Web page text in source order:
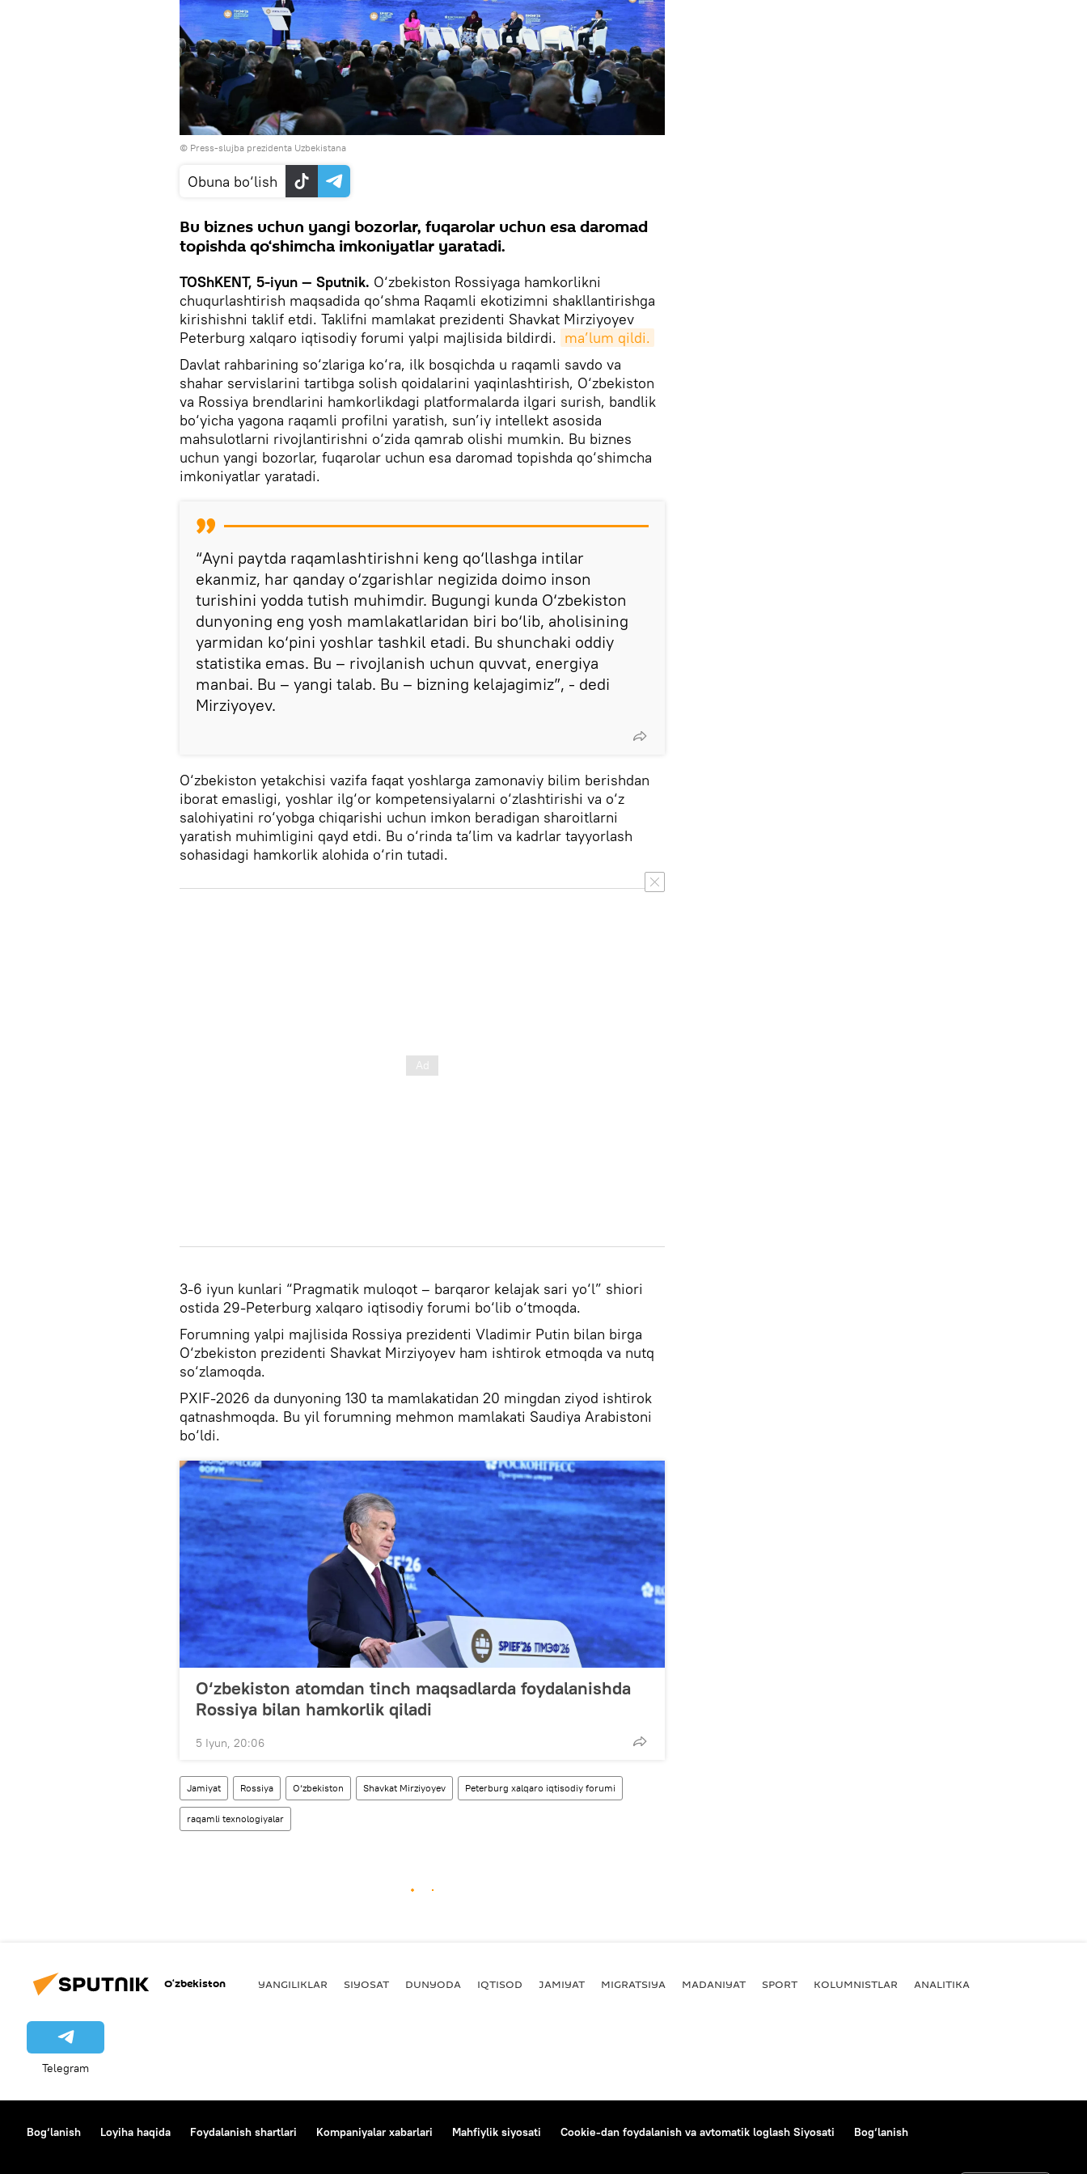
© Press-slujba prezidenta Uzbekistana
Obuna bo‘lish
Bu biznes uchun yangi bozorlar, fuqarolar uchun esa daromad
topishda qo‘shimcha imkoniyatlar yaratadi.
TOShKENT, 5-iyun — Sputnik. O‘zbekiston Rossiyaga hamkorlikni
chuqurlashtirish maqsadida qo‘shma Raqamli ekotizimni shakllantirishga
kirishishni taklif etdi. Taklifni mamlakat prezidenti Shavkat Mirziyoyev
Peterburg xalqaro iqtisodiy forumi yalpi majlisida bildirdi. ma’lum qildi.
Davlat rahbarining so‘zlariga ko‘ra, ilk bosqichda u raqamli savdo va
shahar servislarini tartibga solish qoidalarini yaqinlashtirish, O‘zbekiston
va Rossiya brendlarini hamkorlikdagi platformalarda ilgari surish, bandlik
bo‘yicha yagona raqamli profilni yaratish, sun’iy intellekt asosida
mahsulotlarni rivojlantirishni o‘zida qamrab olishi mumkin. Bu biznes
uchun yangi bozorlar, fuqarolar uchun esa daromad topishda qo‘shimcha
imkoniyatlar yaratadi.
“Ayni paytda raqamlashtirishni keng qo‘llashga intilar
ekanmiz, har qanday o‘zgarishlar negizida doimo inson
turishini yodda tutish muhimdir. Bugungi kunda O‘zbekiston
dunyoning eng yosh mamlakatlaridan biri bo‘lib, aholisining
yarmidan ko‘pini yoshlar tashkil etadi. Bu shunchaki oddiy
statistika emas. Bu – rivojlanish uchun quvvat, energiya
manbai. Bu – yangi talab. Bu – bizning kelajagimiz”, - dedi
Mirziyoyev.
O‘zbekiston yetakchisi vazifa faqat yoshlarga zamonaviy bilim berishdan
iborat emasligi, yoshlar ilg‘or kompetensiyalarni o‘zlashtirishi va o‘z
salohiyatini ro‘yobga chiqarishi uchun imkon beradigan sharoitlarni
yaratish muhimligini qayd etdi. Bu o‘rinda ta’lim va kadrlar tayyorlash
sohasidagi hamkorlik alohida o‘rin tutadi.
3-6 iyun kunlari “Pragmatik muloqot – barqaror kelajak sari yo‘l” shiori
ostida 29-Peterburg xalqaro iqtisodiy forumi bo‘lib o‘tmoqda.
Forumning yalpi majlisida Rossiya prezidenti Vladimir Putin bilan birga
O‘zbekiston prezidenti Shavkat Mirziyoyev ham ishtirok etmoqda va nutq
so‘zlamoqda.
PXIF-2026 da dunyoning 130 ta mamlakatidan 20 mingdan ziyod ishtirok
qatnashmoqda. Bu yil forumning mehmon mamlakati Saudiya Arabistoni
bo‘ldi.
O‘zbekiston atomdan tinch maqsadlarda foydalanishda
Rossiya bilan hamkorlik qiladi
5 Iyun, 20:06
Jamiyat Rossiya O‘zbekiston Shavkat Mirziyoyev Peterburg xalqaro iqtisodiy forumi
raqamli texnologiyalar
O‘zbekiston YANGILIKLAR SIYOSAT DUNYODA IQTISOD JAMIYAT MIGRATSIYA MADANIYAT SPORT KOLUMNISTLAR ANALITIKA
Telegram
Bog‘lanish Loyiha haqida Foydalanish shartlari Kompaniyalar xabarlari Mahfiylik siyosati Cookie-dan foydalanish va avtomatik loglash Siyosati Bog‘lanish